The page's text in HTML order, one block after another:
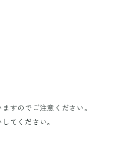
すのでご注意ください。
てください。